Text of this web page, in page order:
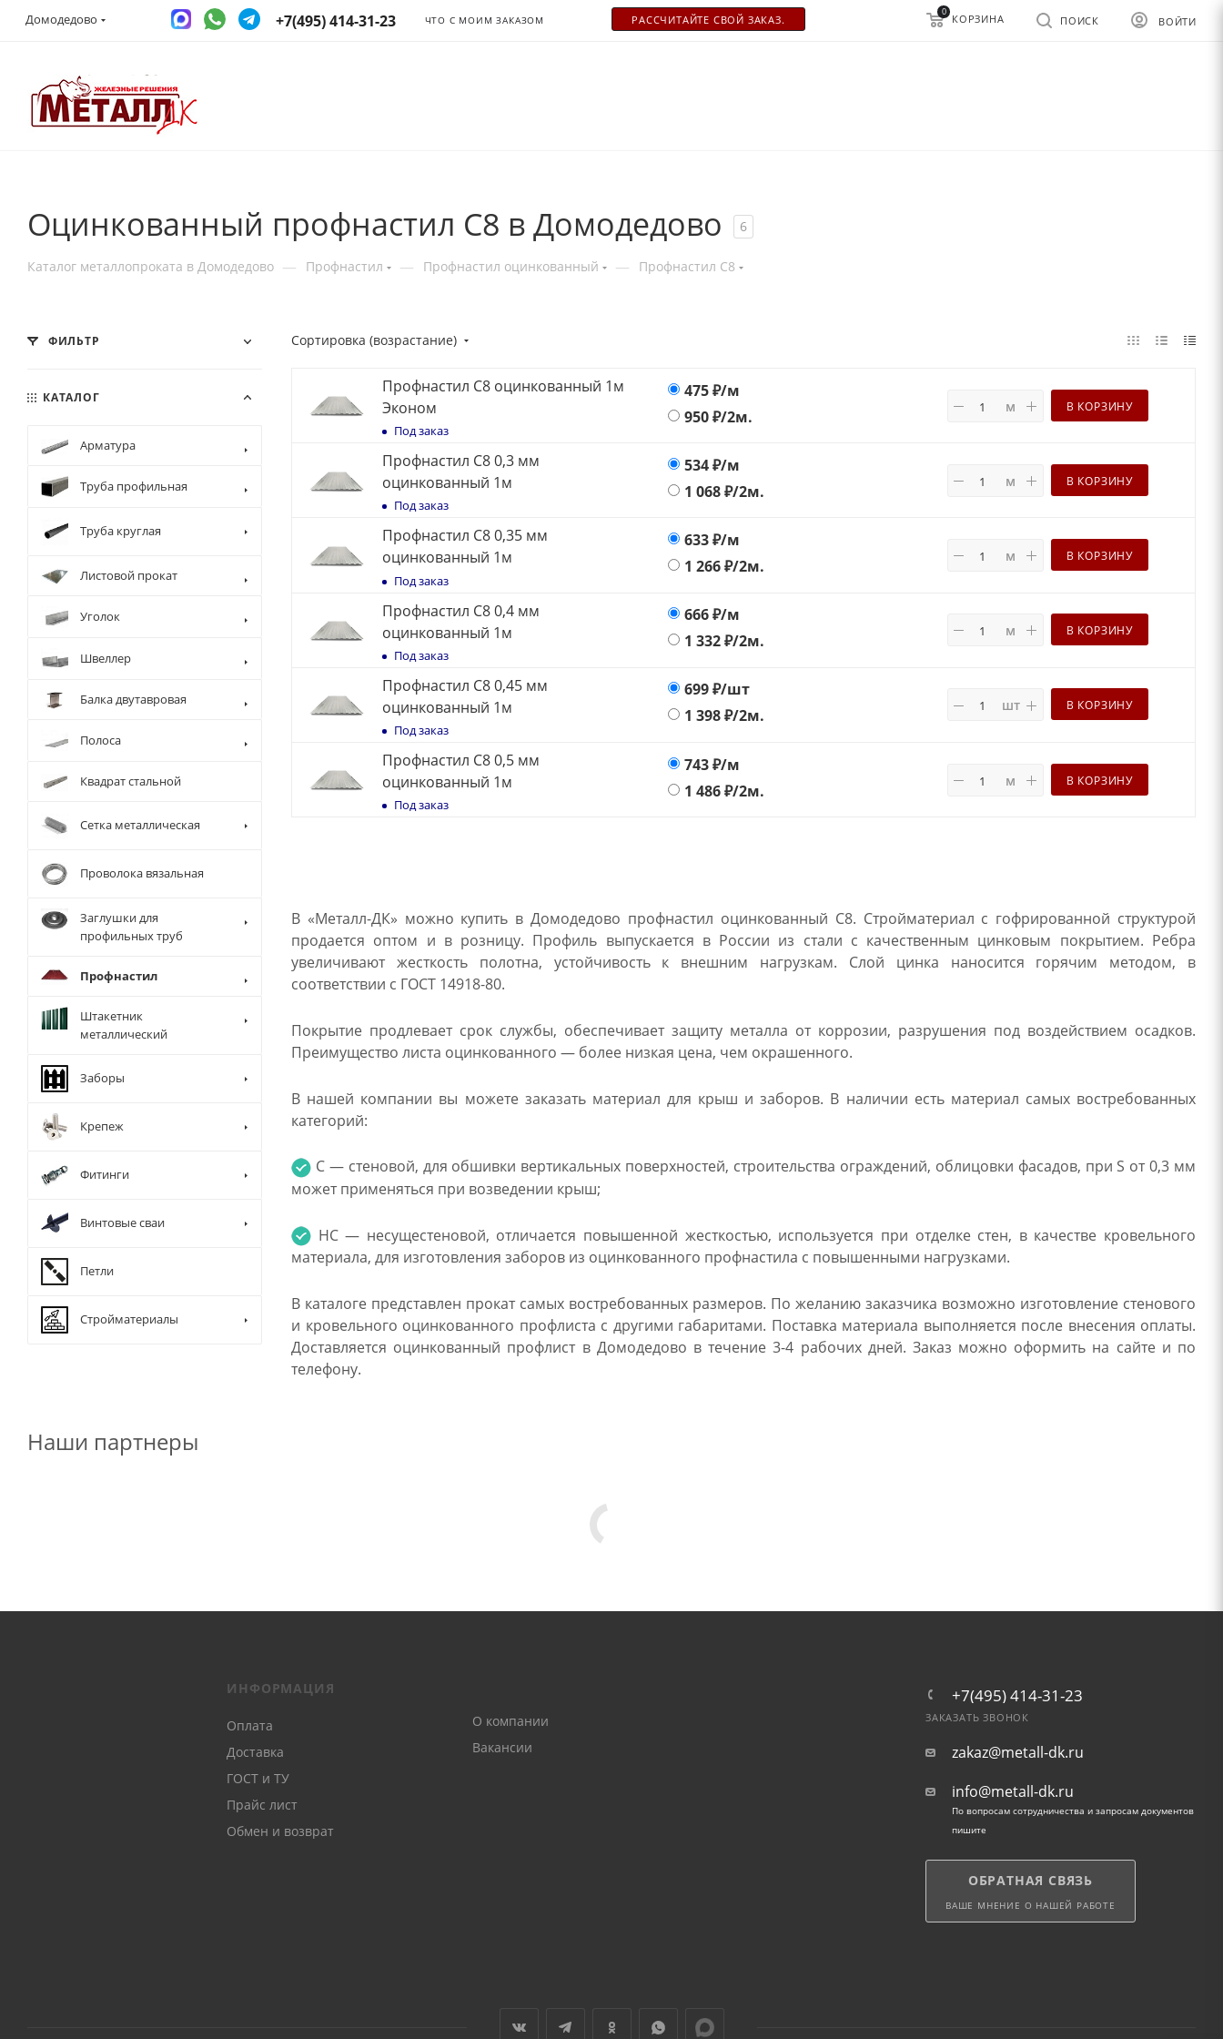
Домодедово +7(495) 414-31-23 ЧТО С МОИМ ЗАКАЗОМ РАСCЧИТАЙТЕ СВОЙ ЗАКАЗ. ВОЙТИ
ПОИСК
0
КОРЗИНА
Оцинкованный профнастил С8 в Домодедово 6
Каталог металлопроката в Домодедово — Профнастил — Профнастил оцинкованный — Профнастил С8
Сортировка (возрастание)
Профнастил С8 оцинкованный 1м
Эконом
Под заказ
475₽/м
950₽/2м.
м В КОРЗИНУ
Профнастил С8 0,3 мм
оцинкованный 1м
Под заказ
534₽/м
1 068₽/2м.
м В КОРЗИНУ
Профнастил С8 0,35 мм
оцинкованный 1м
Под заказ
633₽/м
1 266₽/2м.
м В КОРЗИНУ
Профнастил С8 0,4 мм
оцинкованный 1м
Под заказ
666₽/м
1 332₽/2м.
м В КОРЗИНУ
Профнастил С8 0,45 мм
оцинкованный 1м
Под заказ
699₽/шт
1 398₽/2м.
шт В КОРЗИНУ
Профнастил С8 0,5 мм
оцинкованный 1м
Под заказ
743₽/м
1 486₽/2м.
м В КОРЗИНУ
В «Металл-ДК» можно купить в Домодедово профнастил оцинкованный С8. Стройматериал с гофрированной структурой
продается оптом и в розницу. Профиль выпускается в России из стали с качественным цинковым покрытием. Ребра
увеличивают жесткость полотна, устойчивость к внешним нагрузкам. Слой цинка наносится горячим методом, в
соответствии с ГОСТ 14918-80.
Покрытие продлевает срок службы, обеспечивает защиту металла от коррозии, разрушения под воздействием осадков.
Преимущество листа оцинкованного — более низкая цена, чем окрашенного.
В нашей компании вы можете заказать материал для крыш и заборов. В наличии есть материал самых востребованных
категорий:
С — стеновой, для обшивки вертикальных поверхностей, строительства ограждений, облицовки фасадов, при S от 0,3 мм
может применяться при возведении крыш;
НС — несущестеновой, отличается повышенной жесткостью, используется при отделке стен, в качестве кровельного
материала, для изготовления заборов из оцинкованного профнастила с повышенными нагрузками.
В каталоге представлен прокат самых востребованных размеров. По желанию заказчика возможно изготовление стенового
и кровельного оцинкованного профлиста с другими габаритами. Поставка материала выполняется после внесения оплаты.
Доставляется оцинкованный профлист в Домодедово в течение 3-4 рабочих дней. Заказ можно оформить на сайте и по
телефону.
ФИЛЬТР
КАТАЛОГ
Арматура
Труба профильная
Труба круглая
Листовой прокат
Уголок
Швеллер
Балка двутавровая
Полоса
Квадрат стальной
Сетка металлическая
Проволока вязальная
Заглушки для
профильных труб
Профнастил
Штакетник
металлический
Заборы
Крепеж
Фитинги
Винтовые сваи
Петли
Стройматериалы
Наши партнеры
ИНФОРМАЦИЯ
Оплата
Доставка
ГОСТ и ТУ
Прайс лист
Обмен и возврат
О компании
Вакансии
+7(495) 414-31-23
ЗАКАЗАТЬ ЗВОНОК
zakaz@metall-dk.ru
info@metall-dk.ru
По вопросам сотрудничества и запросам документов
пишите
ОБРАТНАЯ СВЯЗЬ
ВАШЕ МНЕНИЕ О НАШЕЙ РАБОТЕ